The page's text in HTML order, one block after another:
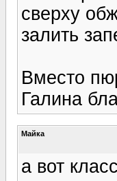
сверху
залить
Вместо
Галина
Майка
а вот